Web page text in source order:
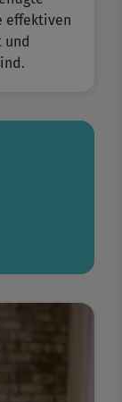
effektiven
und